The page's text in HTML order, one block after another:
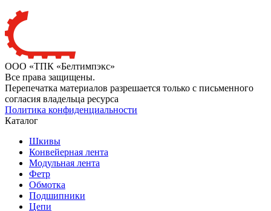
ООО «ТПК «Белтимпэкс»
Все права защищены.
Перепечатка материалов разрешается только с письменного
согласия владельца ресурса
Политика конфиденциальности
Каталог
Шкивы
Конвейерная лента
Модульная лента
Фетр
Обмотка
Подшипники
Цепи